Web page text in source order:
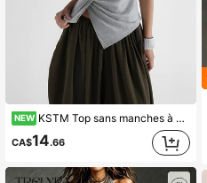
NEW KSTM Top sans manches à col rond avec ourlet noué, manches courtes et détail asymétrique torsadé Top-bas, parfait pour le port décontracté quotidien en été
CA$14.66